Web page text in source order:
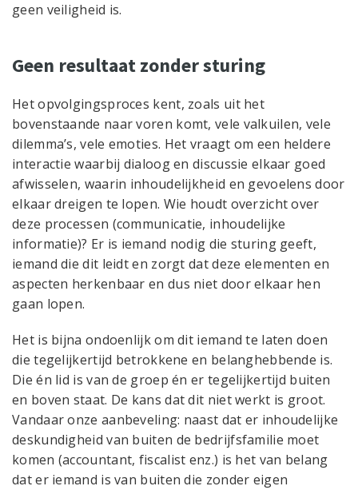
geen veiligheid is.
Geen resultaat zonder sturing
Het opvolgingsproces kent, zoals uit het
bovenstaande naar voren komt, vele valkuilen, vele
dilemma’s, vele emoties. Het vraagt om een heldere
interactie waarbij dialoog en discussie elkaar goed
afwisselen, waarin inhoudelijkheid en gevoelens door
elkaar dreigen te lopen. Wie houdt overzicht over
deze processen (communicatie, inhoudelijke
informatie)? Er is iemand nodig die sturing geeft,
iemand die dit leidt en zorgt dat deze elementen en
aspecten herkenbaar en dus niet door elkaar hen
gaan lopen.
Het is bijna ondoenlijk om dit iemand te laten doen
die tegelijkertijd betrokkene en belanghebbende is.
Die én lid is van de groep én er tegelijkertijd buiten
en boven staat. De kans dat dit niet werkt is groot.
Vandaar onze aanbeveling: naast dat er inhoudelijke
deskundigheid van buiten de bedrijfsfamilie moet
komen (accountant, fiscalist enz.) is het van belang
dat er iemand is van buiten die zonder eigen